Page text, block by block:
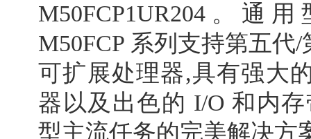
M50FCP1UR204。通
M50FCP 系列支持第五
可扩展处理器,具有强大
器以及出色的 I/O 和内
型主流任务的完美解决方